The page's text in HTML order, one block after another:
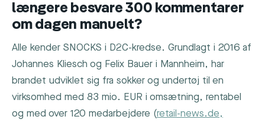
længere besvare 300 kommentarer
om dagen manuelt?
Alle kender SNOCKS i D2C-kredse. Grundlagt i 2016 af
Johannes Kliesch og Felix Bauer i Mannheim, har
brandet udviklet sig fra sokker og undertøj til en
virksomhed med 83 mio. EUR i omsætning, rentabel
og med over 120 medarbejdere (retail-news.de,